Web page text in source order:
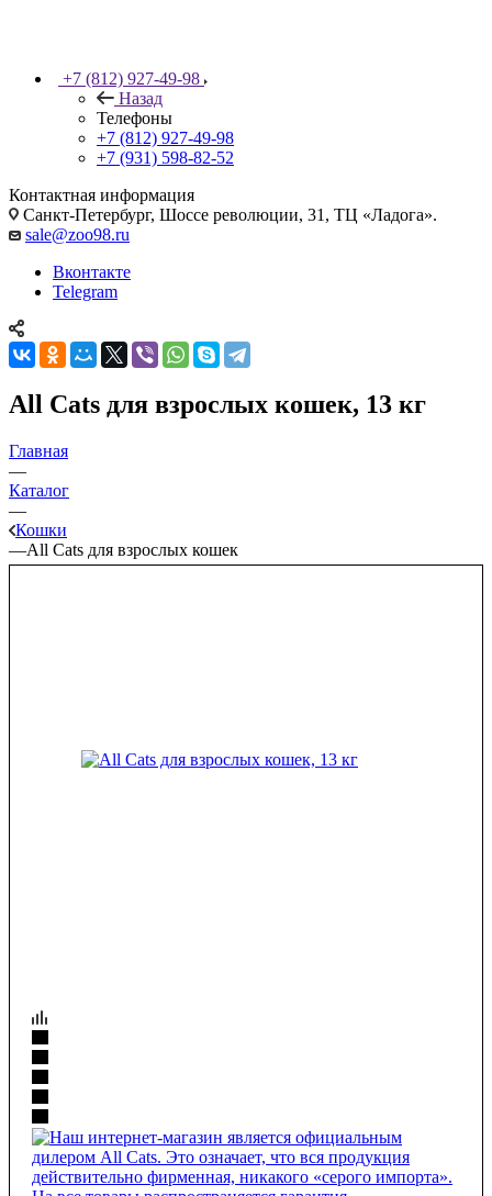
+7 (812) 927-49-98
Назад
Телефоны
+7 (812) 927-49-98
+7 (931) 598-82-52
Контактная информация
Санкт-Петербург, Шоссе революции, 31, ТЦ «Ладога».
sale@zoo98.ru
Вконтакте
Telegram
All Cats для взрослых кошек, 13 кг
Главная
—
Каталог
—
Кошки
—All Cats для взрослых кошек